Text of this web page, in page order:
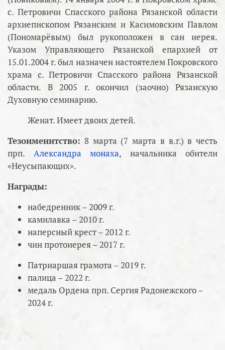
с. Петровичи Спасского района Рязанской области
архиепископом Рязанским и Касимовским Павлом
(Пономарёвым) был рукоположен в сан иерея.
Указом Управляющего Рязанской епархией от
15.01.2004 г. был назначен настоятелем Покровского
храма с. Петровичи Спасского района Рязанской
области. В 2005 г. окончил (заочно) Рязанскую
Духовную семинарию.
Женат. Имеет двоих детей.
Тезоименитство: 8 марта (7 марта в в.г.) в честь
прп. Александра монаха, начальника обители
«Неусыпающих».
Награды:
набедренник – 2009 г.
камилавка – 2010 г.
наперсный крест – 2012 г.
чин протоиерея – 2017 г.
Патриаршая грамота – 2019 г.
палица – 2022 г.
медаль Ордена прп. Сергия Радонежского –
2024 г.